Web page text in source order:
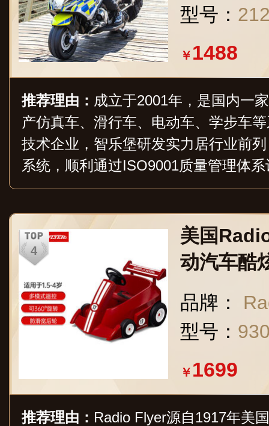
型号：
￥ 1488
推荐理由： 成立于2001年，是国内一
产仿真车、滑行车、电动车、学步车
技术企业，智乐堡研发实力居行业前
系统，顺利通过ISO9001质量管理体
建立人才合作战略，依托扎实的研发
美国
动汽车酷
车 红色
品牌：
型号：
￥ 1699
推荐理由： Radio Flyer源自1917年美